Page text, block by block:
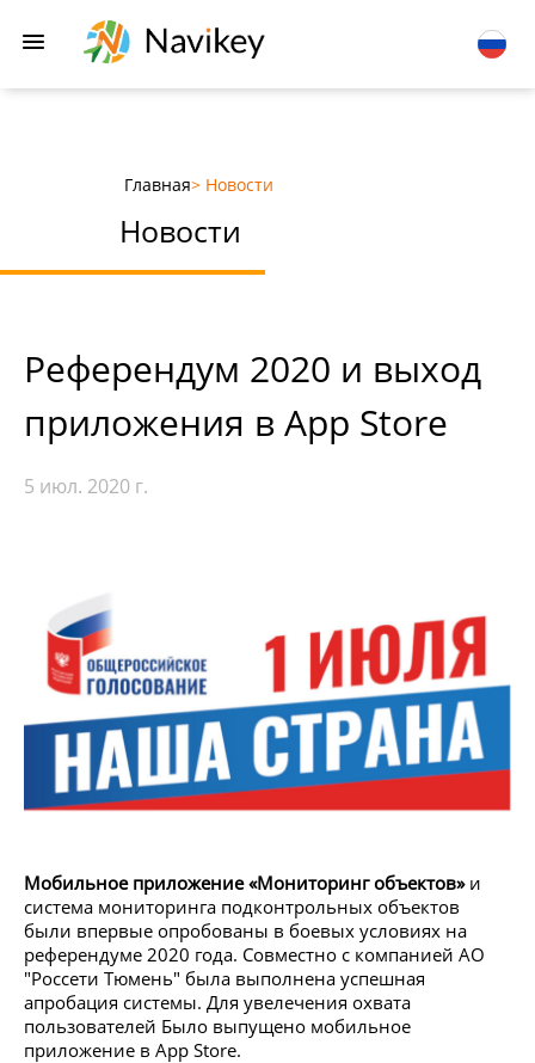
Главная> Новости
Новости
Референдум 2020 и выход
приложения в App Store
5 июл. 2020 г.
Мобильное приложение «Мониторинг объектов»и
система мониторинга подконтрольных объектов
были впервые опробованы в боевых условиях на
референдуме 2020 года. Совместно с компанией АО
"Россети Тюмень" была выполнена успешная
апробация системы. Для увелечения охвата
пользователей Было выпущено мобильное
приложение в App Store.